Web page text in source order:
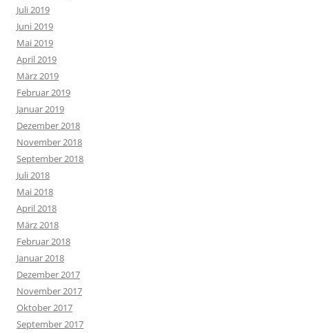
Juli 2019
Juni 2019
Mai 2019
April 2019
März 2019
Februar 2019
Januar 2019
Dezember 2018
November 2018
September 2018
Juli 2018
Mai 2018
April 2018
März 2018
Februar 2018
Januar 2018
Dezember 2017
November 2017
Oktober 2017
September 2017